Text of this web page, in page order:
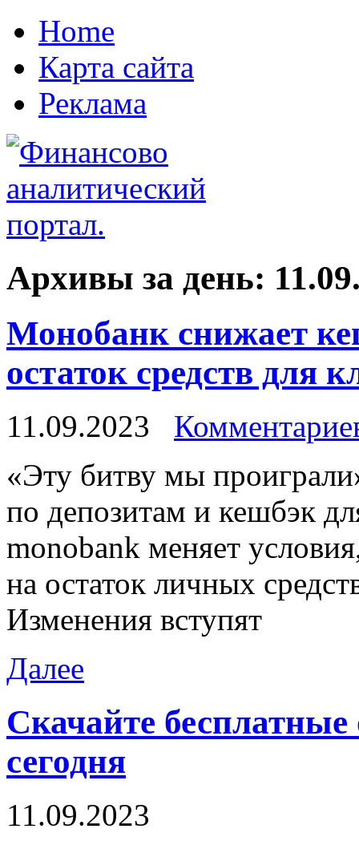
Home
Карта сайта
Реклама
Архивы за день:
Монобанк снижает
остаток средств для
11.09.2023
«Эту битву мы
по депозитам и кешбэк
monobank меняет
на остаток личных
Изменения вступят
Далее
Скачайте
сегодня
11.09.2023